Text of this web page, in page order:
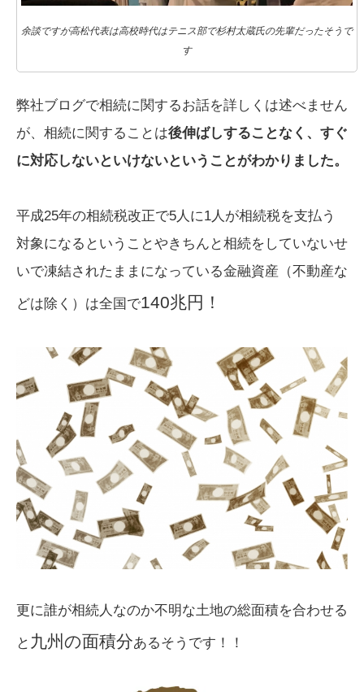
余談ですが高松代表は高校時代はテニス部で杉村太蔵氏の先輩だったそうで
す
弊社ブログで相続に関するお話を詳しくは述べません
が、相続に関することは後伸ばしすることなく、すぐ
に対応しないといけないということがわかりました。
平成25年の相続税改正で5人に1人が相続税を支払う
対象になるということやきちんと相続をしていないせ
いで凍結されたままになっている金融資産（不動産な
どは除く）は全国で140兆円！
更に誰が相続人なのか不明な土地の総面積を合わせる
と 九州の面積分あるそうです！！